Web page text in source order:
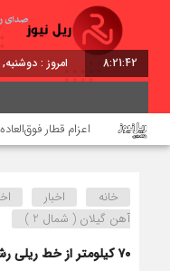
8:21:43 امروز : دوشنبه, ۱۹ مرداد , ۱۴۰۵
اعزام قطار
خانه اخبار
آهن گیلان ( شمال 2 )
۷۰ کیلومتر از خط ریلی رشت – آستارا به تملک راه آهن درآمد